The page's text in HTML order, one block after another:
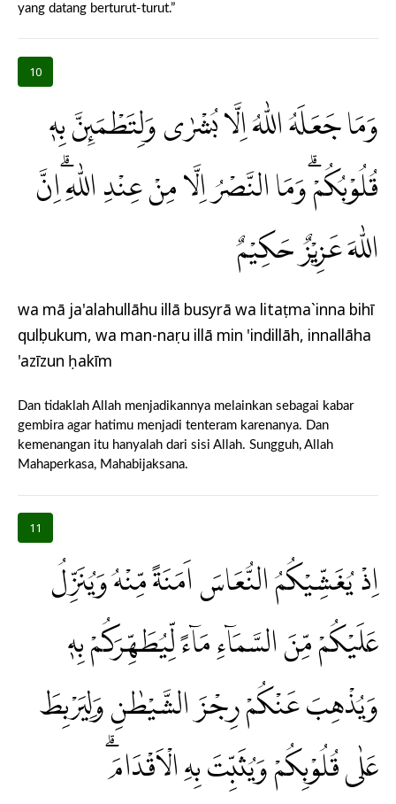
yang datang berturut-turut.”
10
وَمَا جَعَلَهُ اللّٰهُ اِلَّا بُشْرٰى وَلِتَطْمَىِٕنَّ بِهٖ
قُلُوْبُكُمْۗ وَمَا النَّصْرُ اِلَّا مِنْ عِنْدِ اللّٰهِ ۗاِنَّ
اللّٰهَ عَزِيْزٌ حَكِيْمٌ
wa mā ja'alahullāhu illā busyrā wa litaṭma`inna bihī
qulụbukum, wa man-naṣru illā min 'indillāh, innallāha
'azīzun ḥakīm
Dan tidaklah Allah menjadikannya melainkan sebagai kabar
gembira agar hatimu menjadi tenteram karenanya. Dan
kemenangan itu hanyalah dari sisi Allah. Sungguh, Allah
Mahaperkasa, Mahabijaksana.
11
اِذْ يُغَشِّيْكُمُ النُّعَاسَ اَمَنَةً مِّنْهُ وَيُنَزِّلُ
عَلَيْكُمْ مِّنَ السَّمَاۤءِ مَاۤءً لِّيُطَهِّرَكُمْ بِهٖ
وَيُذْهِبَ عَنْكُمْ رِجْزَ الشَّيْطٰنِ وَلِيَرْبِطَ
عَلٰى قُلُوْبِكُمْ وَيُثَبِّتَ بِهِ الْاَقْدَامَۗ